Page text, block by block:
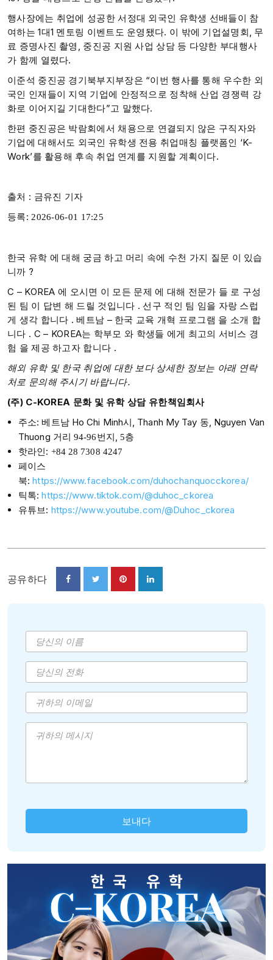
행사장에는 취업에 성공한 서정대 외국인 유학생 선배들이 참
여하는 1대1 멘토링 이벤트도 운영됐다. 이 밖에 기업설명회, 무
료 증명사진 촬영, 중진공 지원 사업 상담 등 다양한 부대행사
가 함께 열렸다.
이준석 중진공 경기북부지부장은 “이번 행사를 통해 우수한 외
국인 인재들이 지역 기업에 안정적으로 정착해 산업 경쟁력 강
화로 이어지길 기대한다”고 말했다.
한편 중진공은 박람회에서 채용으로 연결되지 않은 구직자와
기업에 대해서도 외국인 유학생 전용 취업매칭 플랫폼인 ‘K-
Work’를 활용해 후속 취업 연계를 지원할 계획이다.
출처 : 금유진 기자
등록:2026-06-01 17:25
한국 유학 에 대해 궁금 하고 머리 속에 수천 가지 질문 이 있습
니까 ?​
C – KOREA 에 오시면 이 모든 문제 에 대해 전문가 들 로 구성
된 팀 이 답변 해 드릴 것입니다 . 선구 적인 팀 임을 자랑 스럽
게 생각 합니다 . ​베트남 – 한국 교육 개혁 프로그램 을 소개 합
니다 . C – KOREA는 학부모 와 학생들 에게 최고의 서비스 경
험 을 제공 하고자 합니다 .
해외 유학 및 한국 취업에 대한 보다 상세한 정보는 아래 연락
처로 문의해 주시기 바랍니다.
(주) C-KOREA 문화 및 유학 상담 유한책임회사
주소: 베트남 Ho Chi Minh시, Thanh My Tay 동, Nguyen Van
Thuong 거리 94-96번지, 5층
핫라인: +84 28 7308 4247
페이스
북:https://www.facebook.com/duhochanquocckorea/
틱톡:https://www.tiktok.com/@duhoc_ckorea
유튜브: https://www.youtube.com/@Duhoc_ckorea
공유하다